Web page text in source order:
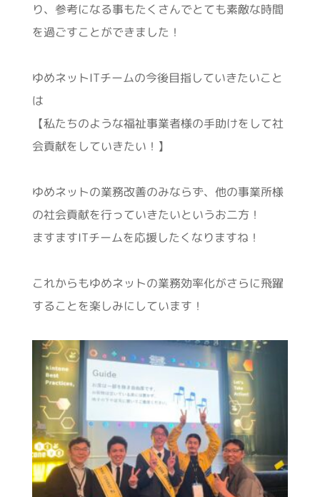
り、参考になる事もたくさんでとても素敵な時間
を過ごすことができました！
ゆめネットITチームの今後目指していきたいこと
は
【私たちのような福祉事業者様の手助けをして社
会貢献をしていきたい！】
ゆめネットの業務改善のみならず、他の事業所様
の社会貢献を行っていきたいというお二方！
ますますITチームを応援したくなりますね！
これからもゆめネットの業務効率化がさらに飛躍
することを楽しみにしています！